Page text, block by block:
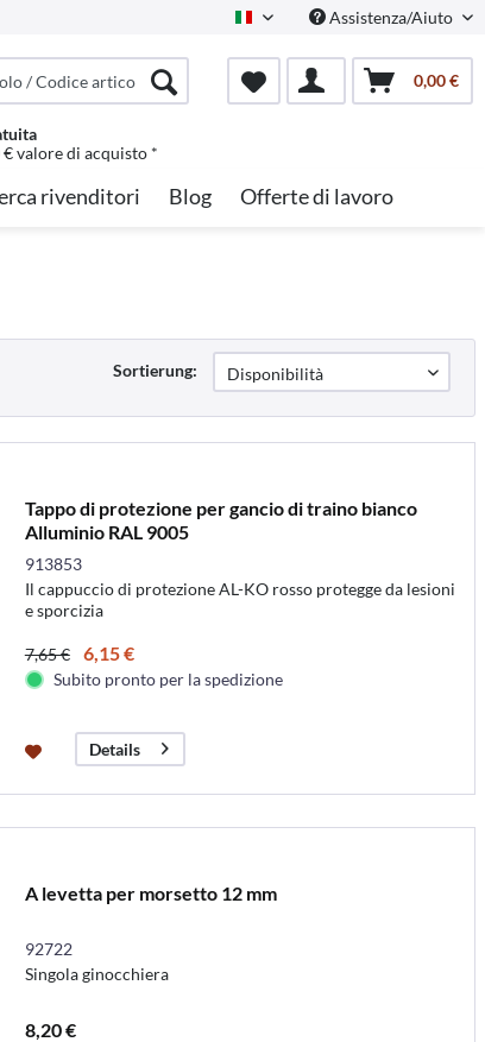
Italian Assistenza/Aiuto
0,00 €
valore di acquisto *
rivenditori Blog Offerte di lavoro
Sortierung:
Tappo di protezione per gancio di traino bianco
Alluminio RAL 9005
913853
Il cappuccio di protezione AL-KO rosso protegge da lesioni
e sporcizia
7,65 € 6,15 €
Subito pronto per la spedizione
Details
A levetta per morsetto 12 mm
92722
Singola ginocchiera
8,20 €